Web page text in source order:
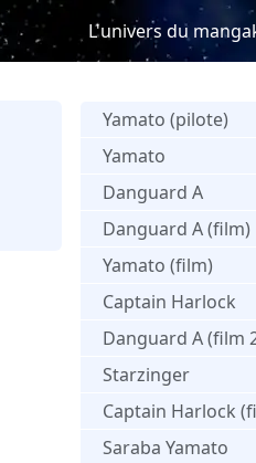
L'univers du
Yamato (pilote)
Yamato
Danguard A
Danguard A (film)
Yamato (film)
Captain Harlock
Danguard A (film
Starzinger
Captain Harlock
Saraba Yamato